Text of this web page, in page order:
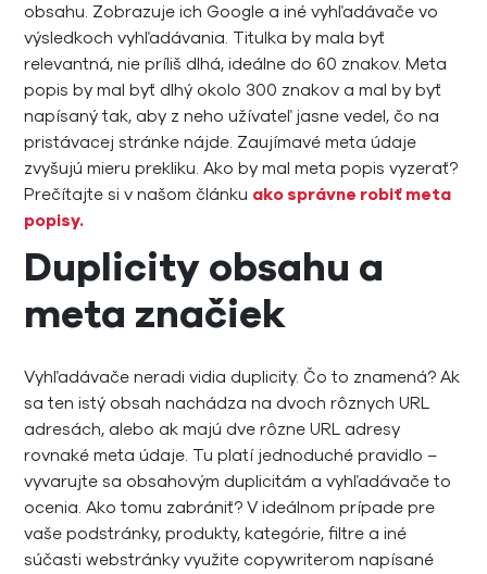
obsahu. Zobrazuje ich Google a iné vyhľadávače vo
výsledkoch vyhľadávania. Titulka by mala byť
relevantná, nie príliš dlhá, ideálne do 60 znakov. Meta
popis by mal byť dlhý okolo 300 znakov a mal by byť
napísaný tak, aby z neho užívateľ jasne vedel, čo na
pristávacej stránke nájde. Zaujímavé meta údaje
zvyšujú mieru prekliku. Ako by mal meta popis vyzerať?
Prečítajte si v našom článku ako správne robiť meta
popisy.
Duplicity obsahu a
meta značiek
Vyhľadávače neradi vidia duplicity. Čo to znamená? Ak
sa ten istý obsah nachádza na dvoch rôznych URL
adresách, alebo ak majú dve rôzne URL adresy
rovnaké meta údaje. Tu platí jednoduché pravidlo –
vyvarujte sa obsahovým duplicitám a vyhľadávače to
ocenia. Ako tomu zabrániť? V ideálnom prípade pre
vaše podstránky, produkty, kategórie, filtre a iné
súčasti webstránky využite copywriterom napísané